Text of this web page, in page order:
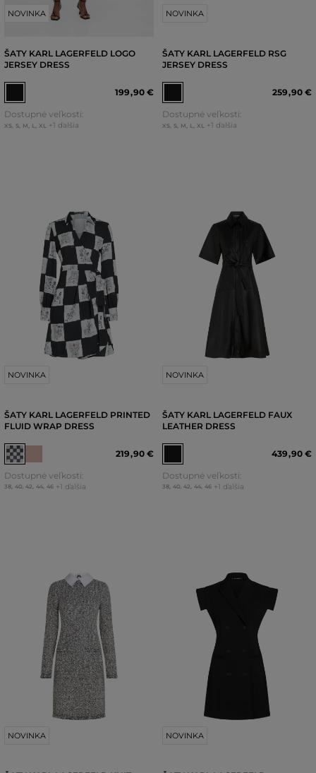
NOVINKA
ŠATY KARL LAGERFELD LOGO
JERSEY DRESS
199,90 €
Dostupné veľkosti:
XS, S, M L XL +1 ďalšia
NOVINKA
ŠATY KARL LAGERFELD RSG
JERSEY DRESS
259,90 €
Dostupné veľkosti:
XS, S, M L XL +1 ďalšia
NOVINKA
ŠATY KARL LAGERFELD PRINTED
FLUID WRAP DRESS
219,90 €
Dostupné veľkosti:
38, 40, 42, 44, 46 +1 ďalšia
NOVINKA
ŠATY KARL LAGERFELD FAUX
LEATHER DRESS
439,90 €
Dostupné veľkosti:
38, 40, 42, 44, 46 +1 ďalšia
NOVINKA NOVINKA